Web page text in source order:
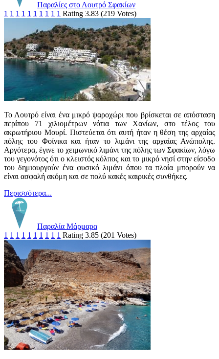
Παραλίες στο Λουτρό Σφακίων
1 1 1 1 1 1 1 1 1 1 Rating 3.83 (219 Votes)
Το Λουτρό είναι ένα μικρό ψαροχώρι που βρίσκεται σε απόσταση
περίπου 71 χιλιομέτρων νότια των Χανίων, στο τέλος του
ακρωτήριου Μουρί. Πιστεύεται ότι αυτή ήταν η θέση της αρχαίας
πόλης του Φοίνικα και ήταν το λιμάνι της αρχαίας Ανώπολης.
Αργότερα, έγινε το χειμωνικό λιμάνι της πόλης των Σφακίων, λόγω
του γεγονότος ότι ο κλειστός κόλπος και το μικρό νησί στην είσοδο
του δημιουργούν ένα φυσικό λιμάνι όπου τα πλοία μπορούν να
είναι ασφαλή ακόμη και σε πολύ κακές καιρικές συνθήκες.
Περισσότερα...
Παραλία Μάρμαρα
1 1 1 1 1 1 1 1 1 1 Rating 3.85 (201 Votes)